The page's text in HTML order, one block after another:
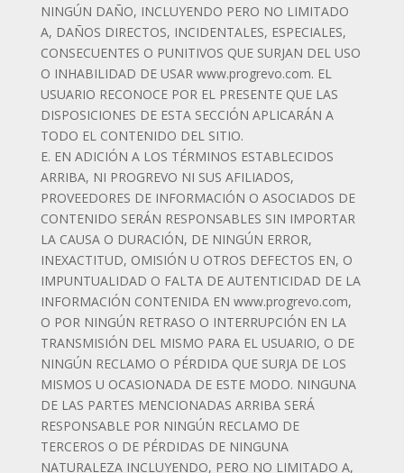
NINGÚN DAÑO, INCLUYENDO PERO NO LIMITADO
A, DAÑOS DIRECTOS, INCIDENTALES, ESPECIALES,
CONSECUENTES O PUNITIVOS QUE SURJAN DEL USO
O INHABILIDAD DE USAR www.progrevo.com. EL
USUARIO RECONOCE POR EL PRESENTE QUE LAS
DISPOSICIONES DE ESTA SECCIÓN APLICARÁN A
TODO EL CONTENIDO DEL SITIO.
E. EN ADICIÓN A LOS TÉRMINOS ESTABLECIDOS
ARRIBA, NI PROGREVO NI SUS AFILIADOS,
PROVEEDORES DE INFORMACIÓN O ASOCIADOS DE
CONTENIDO SERÁN RESPONSABLES SIN IMPORTAR
LA CAUSA O DURACIÓN, DE NINGÚN ERROR,
INEXACTITUD, OMISIÓN U OTROS DEFECTOS EN, O
IMPUNTUALIDAD O FALTA DE AUTENTICIDAD DE LA
INFORMACIÓN CONTENIDA EN www.progrevo.com,
O POR NINGÚN RETRASO O INTERRUPCIÓN EN LA
TRANSMISIÓN DEL MISMO PARA EL USUARIO, O DE
NINGÚN RECLAMO O PÉRDIDA QUE SURJA DE LOS
MISMOS U OCASIONADA DE ESTE MODO. NINGUNA
DE LAS PARTES MENCIONADAS ARRIBA SERÁ
RESPONSABLE POR NINGÚN RECLAMO DE
TERCEROS O DE PÉRDIDAS DE NINGUNA
NATURALEZA INCLUYENDO, PERO NO LIMITADO A,